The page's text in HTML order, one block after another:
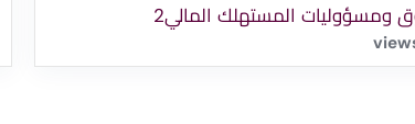
ومسؤوليات المستهلك المالي2